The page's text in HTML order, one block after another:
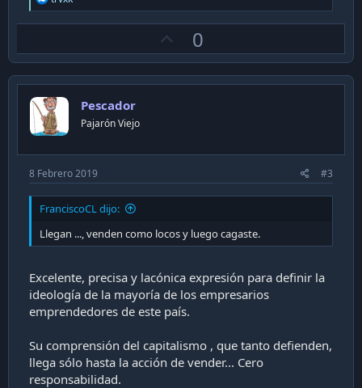
e
a
i
o
n
s
:
p
v
0
Pescador
Pajarón Viejo
8 Febrero 2019 #3
FranciscoCL dijo:
Llegan ..., venden como locos y luego cagaste.
Excelente, precisa y lacónica expresión para definir la
ideología de la mayoría de los empresarios
emprendedores de este país.
Su comprensión del capitalismo , que tanto defienden,
llega sólo hasta la acción de vender... Cero
responsabilidad.